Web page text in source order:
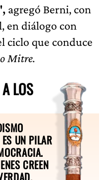
agregó Berni, con
en diálogo con
ciclo que conduce
Mitre.
LOS
UN PILAR
CREEN